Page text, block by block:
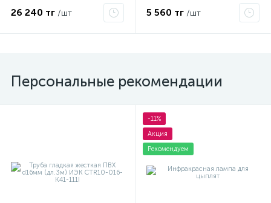
26 240 тг /шт 5 560 тг /шт
Персональные рекомендации
-11%
Акция
Рекомендуем